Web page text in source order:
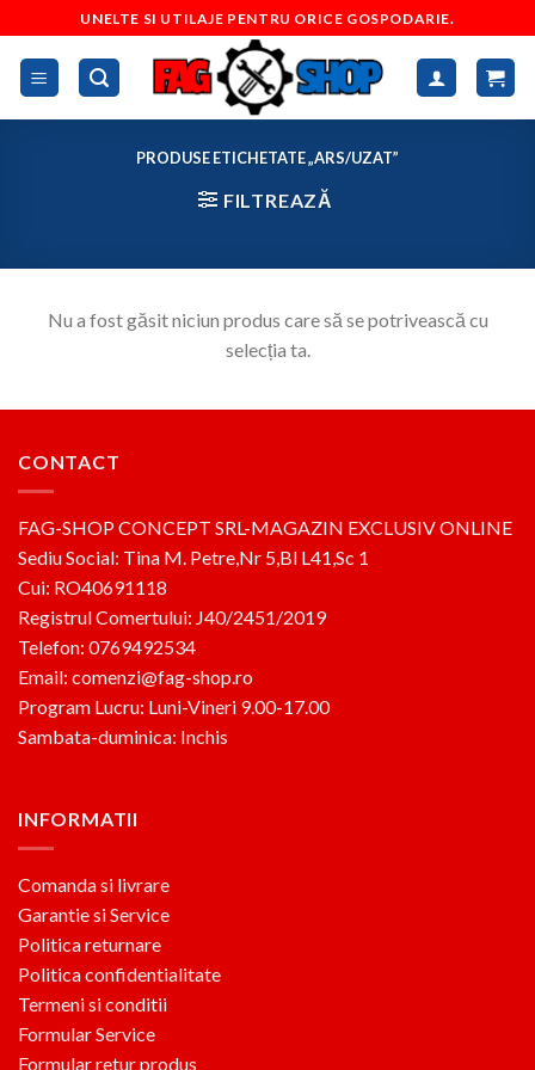
to
content
UNELTE SI UTILAJE PENTRU ORICE GOSPODARIE.
PRODUSE ETICHETATE „ARS/UZAT”
FILTREAZĂ
Nu a fost găsit niciun produs care să se potrivească cu
selecția ta.
CONTACT
FAG-SHOP CONCEPT SRL-MAGAZIN EXCLUSIV ONLINE
Sediu Social: Tina M. Petre,Nr 5,Bl L41,Sc 1
Cui: RO40691118
Registrul Comertului: J40/2451/2019
Telefon: 0769492534
Email: comenzi@fag-shop.ro
Program Lucru: Luni-Vineri 9.00-17.00
Sambata-duminica: Inchis
INFORMATII
Comanda si livrare
Garantie si Service
Politica returnare
Politica confidentialitate
Termeni si conditii
Formular Service
Formular retur produs